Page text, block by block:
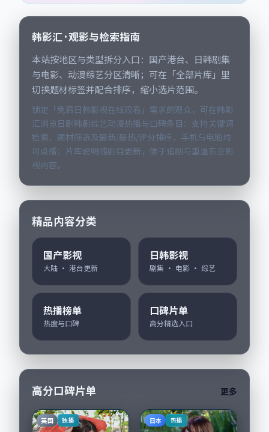
韩影汇 · 观影与检索指南
本站按地区与类型拆分入口：国产港台、日韩剧集
与电影、动漫综艺分区清晰；可在「全部片库」里
切换题材标签并配合排序，缩小选片范围。
锁定「免费日韩影视在线观看」需求的观众，可在韩影
汇浏览日剧韩剧综艺动漫热播与口碑条目：支持关键词
检索、题材筛选及最新/最热/评分排序，手机与电脑均
可点播；片库说明随剧目更新，便于追剧与重温东亚影
视内容。
精品内容分类
国产影视
大陆 · 港台更新
日韩影视
剧集 · 电影 · 综艺
热播榜单
热度与口碑
口碑片单
高分精选入口
高分口碑片单 更多
英国 独播 日本 热播